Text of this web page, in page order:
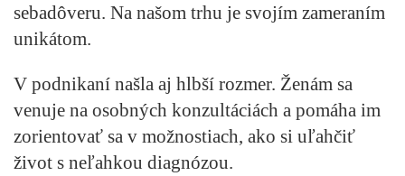
sebadôveru. Na našom trhu je svojím zameraním
unikátom.
V podnikaní našla aj hlbší rozmer. Ženám sa
venuje na osobných konzultáciách a pomáha im
zorientovať sa v možnostiach, ako si uľahčiť
život s neľahkou diagnózou.